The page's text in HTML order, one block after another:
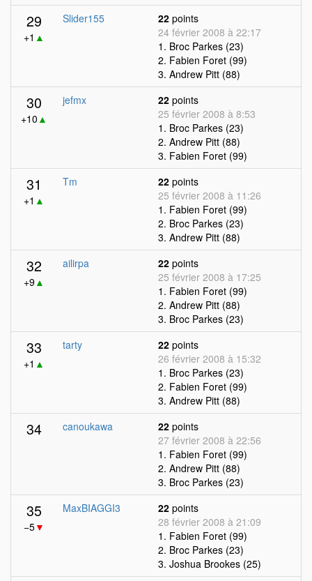
29
+1 ▲
Slider155 22 points
24 février 2008 à 22:17
1. Broc Parkes (23)
2. Fabien Foret (99)
3. Andrew Pitt (88)
30
+10 ▲
jefmx 22 points
25 février 2008 à 8:53
1. Broc Parkes (23)
2. Andrew Pitt (88)
3. Fabien Foret (99)
31
+1 ▲
Tm 22 points
25 février 2008 à 11:26
1. Fabien Foret (99)
2. Broc Parkes (23)
3. Andrew Pitt (88)
32
+9▲
ailirpa 22 points
25 février 2008 à 17:25
1. Fabien Foret (99)
2. Andrew Pitt (88)
3. Broc Parkes (23)
33
+1 ▲
tarty 22 points
26 février 2008 à 15:32
1. Broc Parkes (23)
2. Fabien Foret (99)
3. Andrew Pitt (88)
34 canoukawa 22 points
27 février 2008 à 22:56
1. Fabien Foret (99)
2. Andrew Pitt (88)
3. Broc Parkes (23)
35
−5▼
MaxBIAGGI3 22 points
28 février 2008 à 21:09
1. Fabien Foret (99)
2. Broc Parkes (23)
3. Joshua Brookes (25)